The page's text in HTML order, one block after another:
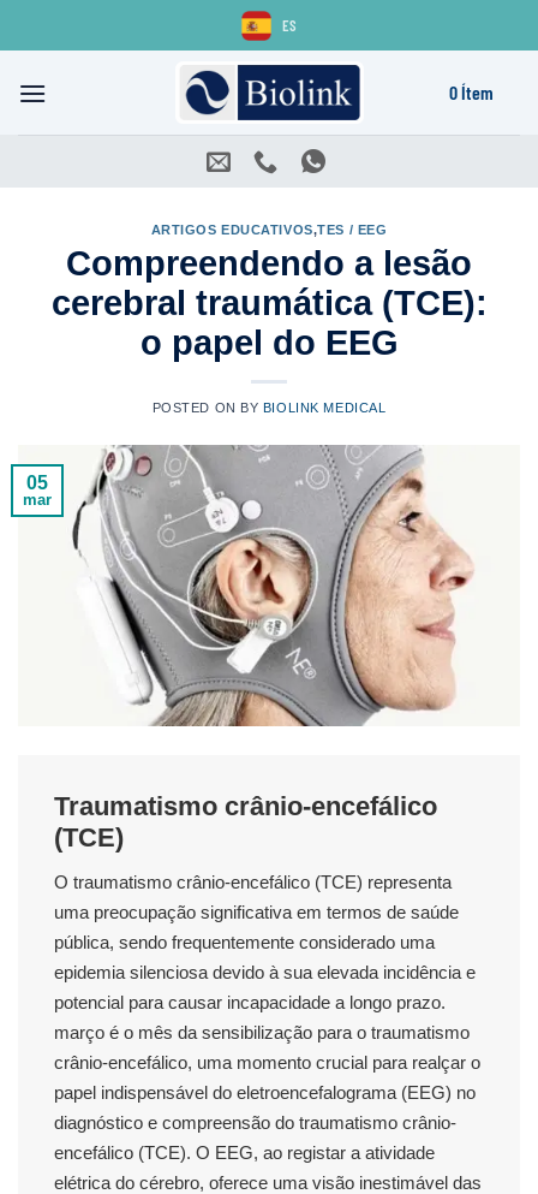
ES
0 Ítem
ARTIGOS EDUCATIVOS,TES / EEG
Compreendendo a lesão
cerebral traumática (TCE):
o papel do EEG
POSTED ON BY BIOLINK MEDICAL
05
mar
Traumatismo crânio-encefálico
(TCE)
O traumatismo crânio-encefálico (TCE) representa
uma preocupação significativa em termos de saúde
pública, sendo frequentemente considerado uma
epidemia silenciosa devido à sua elevada incidência e
potencial para causar incapacidade a longo prazo.
março é o mês da sensibilização para o traumatismo
crânio-encefálico, uma momento crucial para realçar o
papel indispensável do eletroencefalograma (EEG) no
diagnóstico e compreensão do traumatismo crânio-
encefálico (TCE). O EEG, ao registar a atividade
elétrica do cérebro, oferece uma visão inestimável das